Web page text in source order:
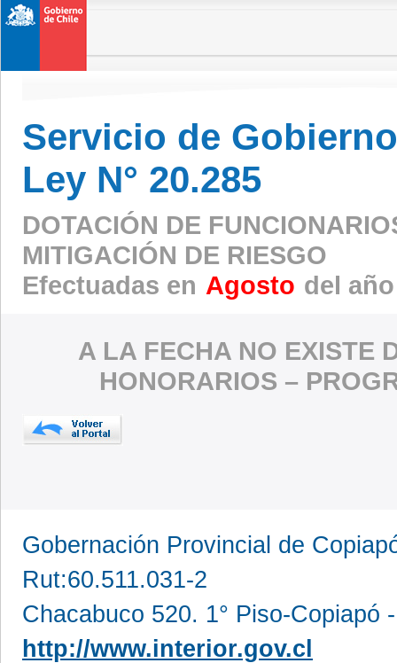
Servicio de
Ley N° 20.285
DOTACIÓN DE
MITIGACIÓN DE RIESGO
Efectuadas en Agosto del
A LA FECHA NO EXISTE
HONORARIOS –
Gobernación Provincial de
Rut:60.511.031-2
Chacabuco 520. 1° Piso-Copiapó
http://www.interior.gov.cl